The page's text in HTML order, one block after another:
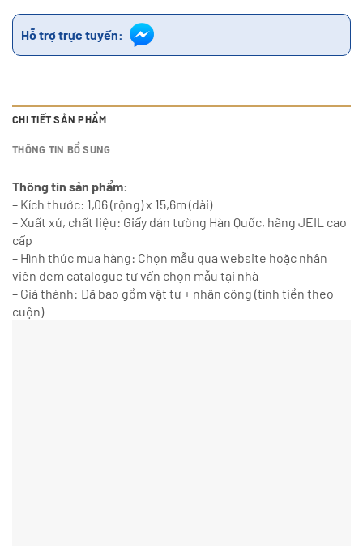
Hỗ trợ trực tuyến:
CHI TIẾT SẢN PHẨM
THÔNG TIN BỔ SUNG
Thông tin sản phẩm:
– Kích thước: 1,06 (rộng) x 15,6m (dài)
– Xuất xứ, chất liệu: Giấy dán tường Hàn Quốc, hãng JEIL cao
cấp
– Hình thức mua hàng: Chọn mẫu qua website hoặc nhân
viên đem catalogue tư vấn chọn mẫu tại nhà
– Giá thành: Đã bao gồm vật tư + nhân công (tính tiền theo
cuộn)